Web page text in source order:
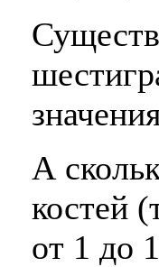
А
костей
от 1 до